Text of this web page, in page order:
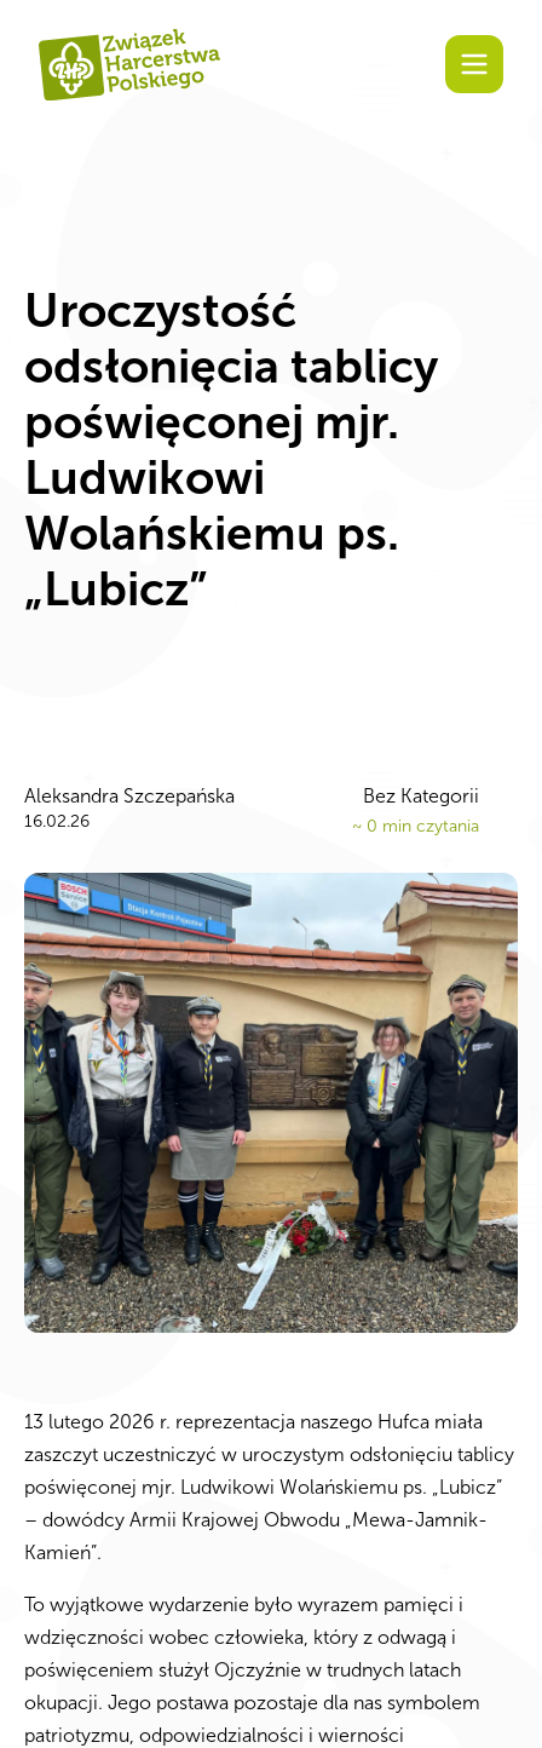
Uroczystość
odsłonięcia tablicy
poświęconej mjr.
Ludwikowi
Wolańskiemu ps.
„Lubicz”
Aleksandra Szczepańska
16.02.26
Bez Kategorii
~ 0 min czytania
13 lutego 2026 r. reprezentacja naszego Hufca miała
zaszczyt uczestniczyć w uroczystym odsłonięciu tablicy
poświęconej mjr. Ludwikowi Wolańskiemu ps. „Lubicz”
– dowódcy Armii Krajowej Obwodu „Mewa-Jamnik-
Kamień”.
To wyjątkowe wydarzenie było wyrazem pamięci i
wdzięczności wobec człowieka, który z odwagą i
poświęceniem służył Ojczyźnie w trudnych latach
okupacji. Jego postawa pozostaje dla nas symbolem
patriotyzmu, odpowiedzialności i wierności